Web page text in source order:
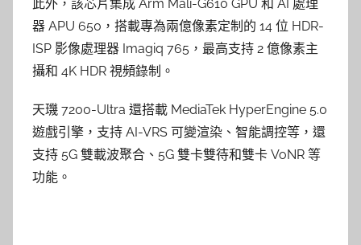
此外，該芯片集成 Arm Mali-G610 GPU 和 AI 處理
器 APU 650，搭載專為兩億像素定制的 14 位 HDR-
ISP 影像處理器 Imagiq 765，最高支持 2 億像素主
攝和 4K HDR 視頻錄制。
天璣 7200-Ultra 還搭載 MediaTek HyperEngine 5.0
遊戲引擎，支持 AI-VRS 可變渲染、智能調控等，還
支持 5G 雙載波聚合、5G 雙卡雙待和雙卡 VoNR 等
功能。